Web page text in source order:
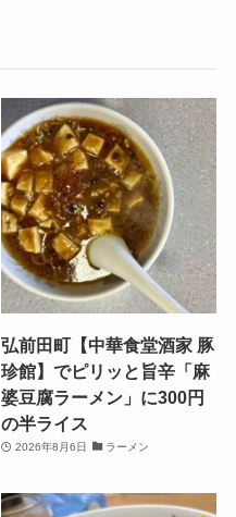
弘前田町【中華食堂酒家 豚
珍館】でピリッと旨辛「麻
婆豆腐ラーメン」に300円
の半ライス
2026年8月6日 ラーメン